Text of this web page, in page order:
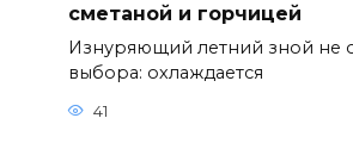
сметаной и горчицей
Изнуряющий летний зной не
выбора: охлаждается
41